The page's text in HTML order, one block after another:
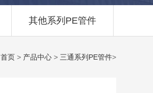
其他系列PE管件
首页 > 产品中心 > 三通系列PE管件>